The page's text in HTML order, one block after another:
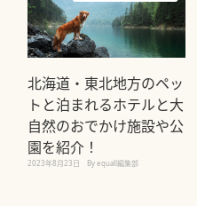
北海道・東北地方のペッ
トと泊まれるホテルと大
自然のおでかけ施設や公
園を紹介！
2023年8月23日 By equall編集部